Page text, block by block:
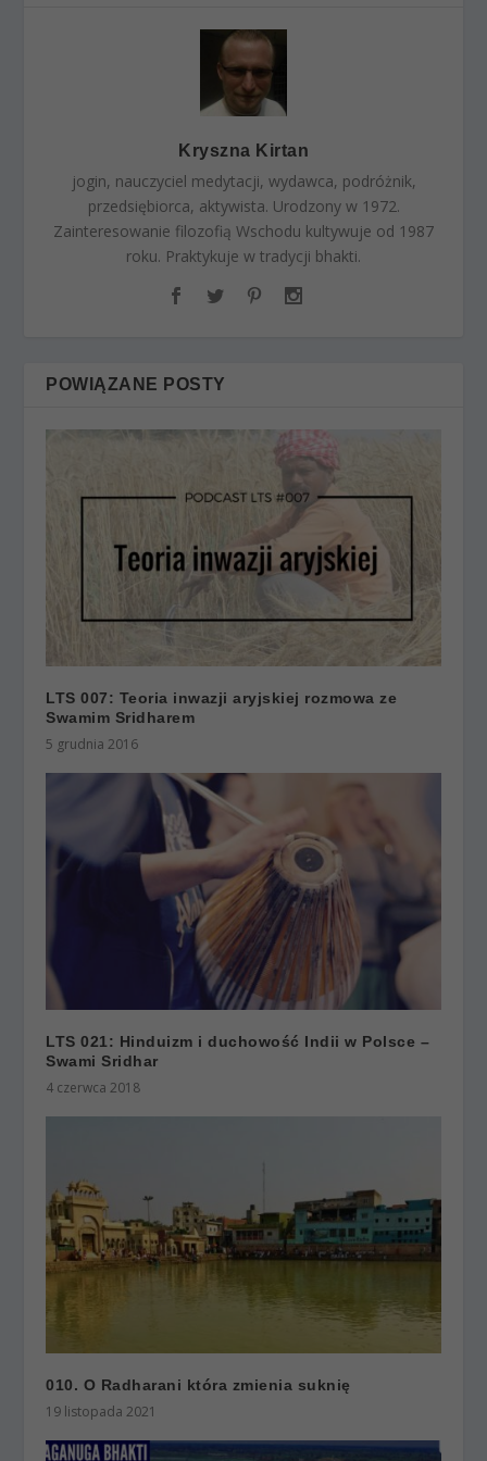
Kryszna Kirtan
jogin, nauczyciel medytacji, wydawca, podróżnik,
przedsiębiorca, aktywista. Urodzony w 1972.
Zainteresowanie filozofią Wschodu kultywuje od 1987
roku. Praktykuje w tradycji bhakti.
POWIĄZANE POSTY
LTS 007: Teoria inwazji aryjskiej rozmowa ze
Swamim Sridharem
5 grudnia 2016
LTS 021: Hinduizm i duchowość Indii w Polsce –
Swami Sridhar
4 czerwca 2018
010. O Radharani która zmienia suknię
19 listopada 2021